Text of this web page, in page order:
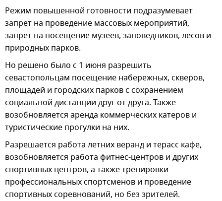
Режим повышенной готовности подразумевает
запрет на проведение массовых мероприятий,
запрет на посещение музеев, заповедников, лесов и
природных парков.
Но решено было с 1 июня разрешить
севастопольцам посещение набережных, скверов,
площадей и городских парков с сохранением
социальной дистанции друг от друга. Также
возобновляется аренда коммерческих катеров и
туристические прогулки на них.
Разрешается работа летних веранд и терасс кафе,
возобновляется работа фитнес-центров и других
спортивных центров, а также тренировки
профессиональных спортсменов и проведение
спортивных соревнований, но без зрителей.